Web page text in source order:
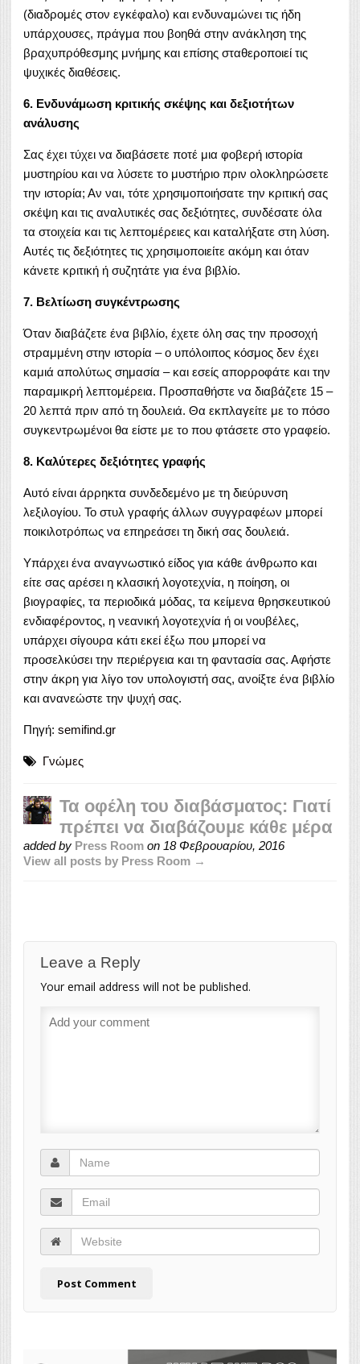
(διαδρομές στον εγκέφαλο) και ενδυναμώνει τις ήδη
υπάρχουσες, πράγμα που βοηθά στην ανάκληση της
βραχυπρόθεσμης μνήμης και επίσης σταθεροποιεί τις
ψυχικές διαθέσεις.
6. Ενδυνάμωση κριτικής σκέψης και δεξιοτήτων
ανάλυσης
Σας έχει τύχει να διαβάσετε ποτέ μια φοβερή ιστορία
μυστηρίου και να λύσετε το μυστήριο πριν ολοκληρώσετε
την ιστορία; Αν ναι, τότε χρησιμοποιήσατε την κριτική σας
σκέψη και τις αναλυτικές σας δεξιότητες, συνδέσατε όλα
τα στοιχεία και τις λεπτομέρειες και καταλήξατε στη λύση.
Αυτές τις δεξιότητες τις χρησιμοποιείτε ακόμη και όταν
κάνετε κριτική ή συζητάτε για ένα βιβλίο.
7. Βελτίωση συγκέντρωσης
Όταν διαβάζετε ένα βιβλίο, έχετε όλη σας την προσοχή
στραμμένη στην ιστορία – ο υπόλοιπος κόσμος δεν έχει
καμιά απολύτως σημασία – και εσείς απορροφάτε και την
παραμικρή λεπτομέρεια. Προσπαθήστε να διαβάζετε 15 –
20 λεπτά πριν από τη δουλειά. Θα εκπλαγείτε με το πόσο
συγκεντρωμένοι θα είστε με το που φτάσετε στο γραφείο.
8. Καλύτερες δεξιότητες γραφής
Αυτό είναι άρρηκτα συνδεδεμένο με τη διεύρυνση
λεξιλογίου. Το στυλ γραφής άλλων συγγραφέων μπορεί
ποικιλοτρόπως να επηρεάσει τη δική σας δουλειά.
Υπάρχει ένα αναγνωστικό είδος για κάθε άνθρωπο και
είτε σας αρέσει η κλασική λογοτεχνία, η ποίηση, οι
βιογραφίες, τα περιοδικά μόδας, τα κείμενα θρησκευτικού
ενδιαφέροντος, η νεανική λογοτεχνία ή οι νουβέλες,
υπάρχει σίγουρα κάτι εκεί έξω που μπορεί να
προσελκύσει την περιέργεια και τη φαντασία σας. Αφήστε
στην άκρη για λίγο τον υπολογιστή σας, ανοίξτε ένα βιβλίο
και ανανεώστε την ψυχή σας.
Πηγή: semifind.gr
Γνώμες
Τα οφέλη του διαβάσματος: Γιατί
πρέπει να διαβάζουμε κάθε μέρα
added by Press Room on 18 Φεβρουαρίου, 2016
View all posts by Press Room →
Leave a Reply
Your email address will not be published.